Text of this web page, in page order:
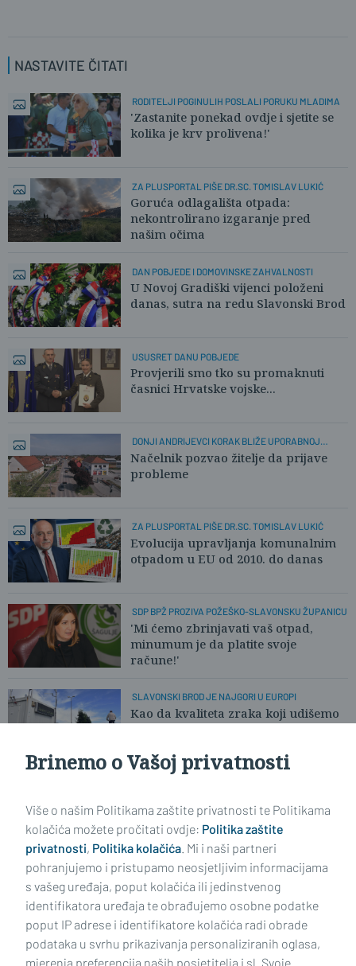
NASTAVITE ČITATI
RODITELJI POGINULIH POSLALI PORUKU MLADIMA
'Zastanite ponekad ovdje i sjetite se
kolika je krv prolivena!'
ZA PLUSPORTAL PIŠE DR.SC. TOMISLAV LUKIĆ
Goruća odlagališta otpada:
nekontrolirano izgaranje pred
našim očima
DAN POBJEDE I DOMOVINSKE ZAHVALNOSTI
U Novoj Gradiški vijenci položeni
danas, sutra na redu Slavonski Brod
USUSRET DANU POBJEDE
Provjerili smo tko su promaknuti
časnici Hrvatske vojske...
DONJI ANDRIJEVCI KORAK BLIŽE UPORABNOJ
DOZVOLI
Načelnik pozvao žitelje da prijave
probleme
ZA PLUSPORTAL PIŠE DR.SC. TOMISLAV LUKIĆ
Evolucija upravljanja komunalnim
otpadom u EU od 2010. do danas
SDP BPŽ PROZIVA POŽEŠKO-SLAVONSKU ŽUPANICU
'Mi ćemo zbrinjavati vaš otpad,
minumum je da platite svoje
račune!'
SLAVONSKI BROD JE NAJGORI U EUROPI
Kao da kvaliteta zraka koji udišemo
više nikoga ne zanima
Brinemo o Vašoj privatnosti
Više o našim Politikama zaštite privatnosti te Politikama
kolačića možete pročitati ovdje: Politika zaštite
privatnosti, Politika kolačića. Mi i naši partneri
pohranjujemo i pristupamo neosjetljivim informacijama
s vašeg uređaja, poput kolačića ili jedinstvenog
identifikatora uređaja te obrađujemo osobne podatke
poput IP adrese i identifikatore kolačića radi obrade
podataka u svrhu prikazivanja personaliziranih oglasa,
mjerenja preferencija naših posjetitelja i sl. Svoje